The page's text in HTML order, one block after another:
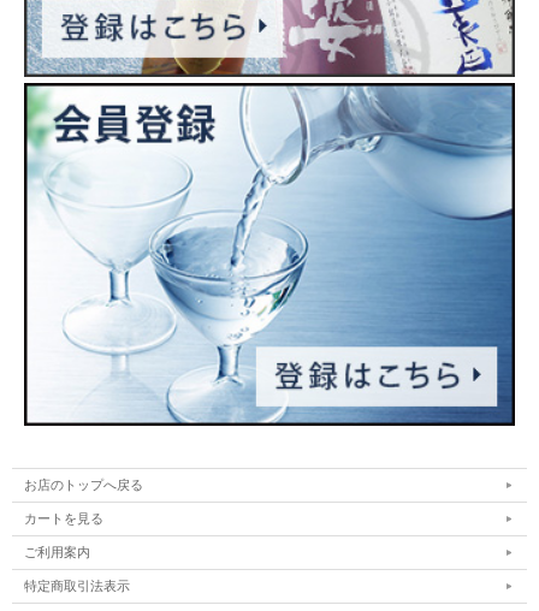
お店のトップへ戻る
カートを見る
ご利用案内
特定商取引法表示